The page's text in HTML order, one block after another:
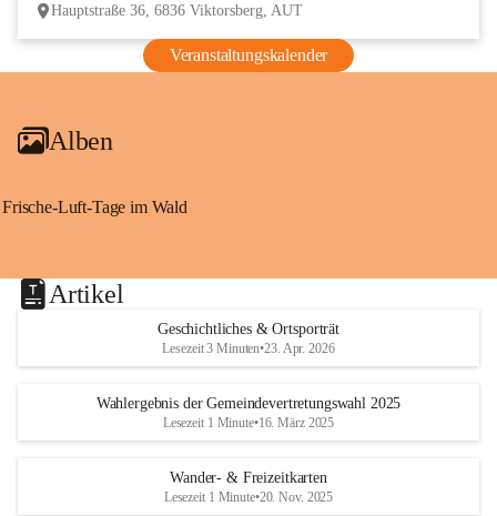
Hauptstraße 36, 6836 Viktorsberg, AUT
Veranstaltungskalender
Alben
Frische-Luft-Tage im Wald
Artikel
Geschichtliches & Ortsporträt
Lesezeit 3 Minuten•23. Apr. 2026
Wahlergebnis der Gemeindevertretungswahl 2025
Lesezeit 1 Minute•16. März 2025
Wander- & Freizeitkarten
Lesezeit 1 Minute•20. Nov. 2025